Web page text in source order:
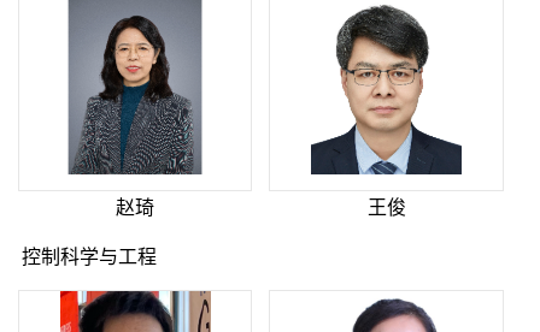
赵琦 王俊
控制科学与工程